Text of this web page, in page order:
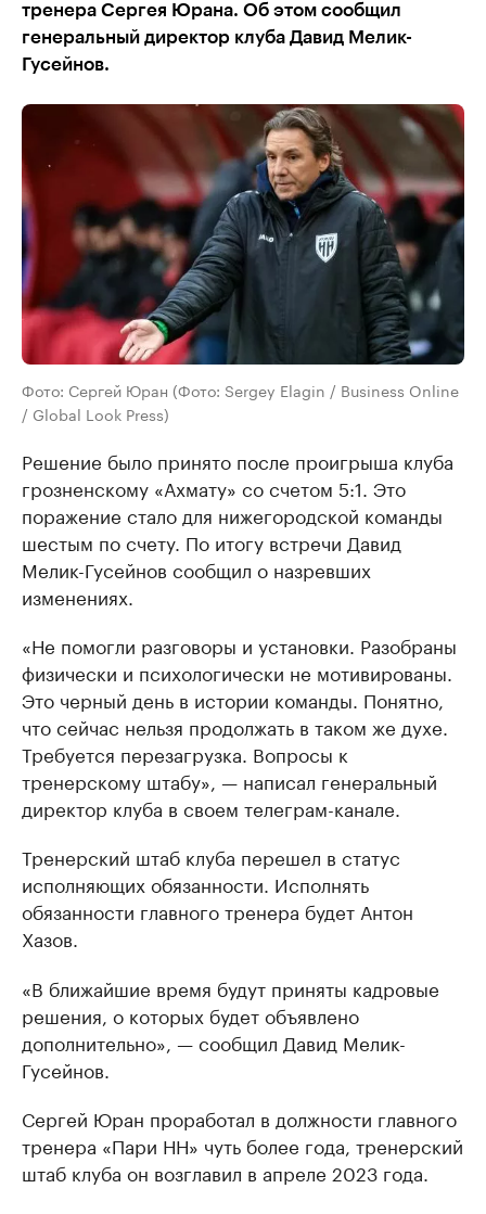
тренера Сергея Юрана. Об этом сообщил
генеральный директор клуба Давид Мелик-
Гусейнов.
Фото: Сергей Юран (Фото: Sergey Elagin / Business Online
/ Global Look Press)
Решение было принято после проигрыша клуба
грозненскому «Ахмату» со счетом 5:1. Это
поражение стало для нижегородской команды
шестым по счету. По итогу встречи Давид
Мелик-Гусейнов сообщил о назревших
изменениях.
«Не помогли разговоры и установки. Разобраны
физически и психологически не мотивированы.
Это черный день в истории команды. Понятно,
что сейчас нельзя продолжать в таком же духе.
Требуется перезагрузка. Вопросы к
тренерскому штабу», — написал генеральный
директор клуба в своем телеграм-канале.
Тренерский штаб клуба перешел в статус
исполняющих обязанности. Исполнять
обязанности главного тренера будет Антон
Хазов.
«В ближайшие время будут приняты кадровые
решения, о которых будет объявлено
дополнительно», — сообщил Давид Мелик-
Гусейнов.
Сергей Юран проработал в должности главного
тренера «Пари НН» чуть более года, тренерский
штаб клуба он возглавил в апреле 2023 года.